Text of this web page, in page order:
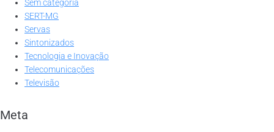
Sem categoria
SERT-MG
Servas
Sintonizados
Tecnologia e Inovação
Telecomunicações
Televisão
Meta